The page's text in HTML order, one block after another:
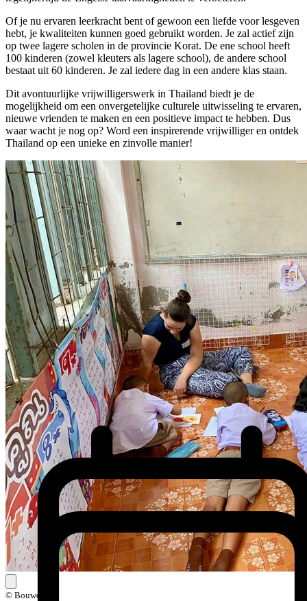
Of je nu ervaren leerkracht bent of gewoon een liefde voor lesgeven
hebt, je kwaliteiten kunnen goed gebruikt worden. Je zal actief zijn
op twee lagere scholen in de provincie Korat. De ene school heeft
100 kinderen (zowel kleuters als lagere school), de andere school
bestaat uit 60 kinderen. Je zal iedere dag in een andere klas staan.
Dit avontuurlijke vrijwilligerswerk in Thailand biedt je de
mogelijkheid om een onvergetelijke culturele uitwisseling te ervaren,
nieuwe vrienden te maken en een positieve impact te hebben. Dus
waar wacht je nog op? Word een inspirerende vrijwilliger en ontdek
Thailand op een unieke en zinvolle manier!
© Bouworde